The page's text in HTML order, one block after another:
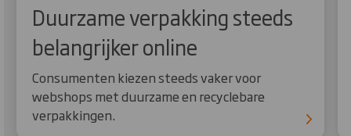
Duurzame verpakking steeds
belangrijker online
Consumenten kiezen steeds vaker voor
webshops met duurzame en recyclebare
verpakkingen.